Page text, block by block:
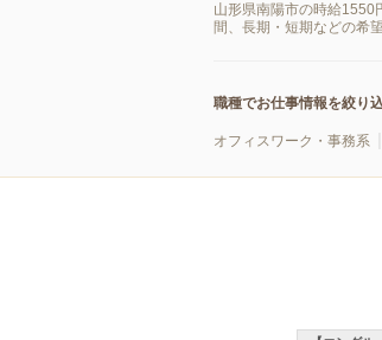
山形県南陽市の時給1550
間、長期・短期などの希
職種でお仕事情報を絞り
オフィスワーク・事務系